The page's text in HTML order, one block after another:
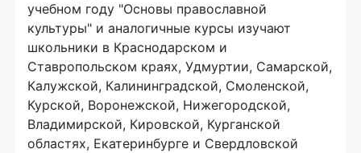
учебном году "Основы православной
культуры" и аналогичные курсы изучают
школьники в Краснодарском и
Ставропольском краях, Удмуртии, Самарской,
Калужской, Калининградской, Смоленской,
Курской, Воронежской, Нижегородской,
Владимирской, Кировской, Курганской
областях, Екатеринбурге и Свердловской